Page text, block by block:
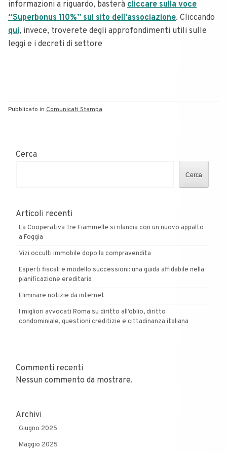
informazioni a riguardo, basterà cliccare sulla voce
“Superbonus 110%” sul sito dell’associazione. Cliccando
qui, invece, troverete degli approfondimenti utili sulle
leggi e i decreti di settore
Pubblicato in Comunicati Stampa
Cerca
Cerca
Articoli recenti
La Cooperativa Tre Fiammelle si rilancia con un nuovo appalto
a Foggia
Vizi occulti immobile dopo la compravendita
Esperti fiscali e modello successioni: una guida affidabile nella
pianificazione ereditaria
Eliminare notizie da internet
I migliori avvocati Roma su diritto all’oblio, diritto
condominiale, questioni creditizie e cittadinanza italiana
Commenti recenti
Nessun commento da mostrare.
Archivi
Giugno 2025
Maggio 2025